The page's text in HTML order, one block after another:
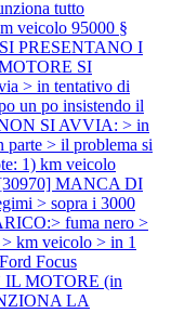
tutto
veicolo 95000 §
PRESENTANO I
SI
> in tentativo di
un po insistendo il
SI AVVIA: > in
parte > il problema si
1) km veicolo
[30970] MANCA DI
> sopra i 3000
fuma nero >
km veicolo > in 1
Focus
IL MOTORE (in
LA